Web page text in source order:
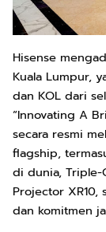
Hisense
Kuala Lumpur,
dan KOL dari
“Innovating A
secara resmi
flagship,
di dunia, Triple-
Projector
dan komitmen